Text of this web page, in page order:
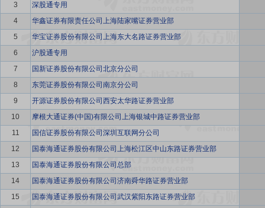
3
深股通专用
4
华鑫证券有限责任公司上海陆家嘴证券营业部
5
华宝证券股份有限公司上海东大名路证券营业部
6
沪股通专用
7
国新证券股份有限公司北京分公司
8
东莞证券股份有限公司南京分公司
9
开源证券股份有限公司西安太华路证券营业部
10
摩根大通证券(中国)有限公司上海银城中路证券营业部
11
国信证券股份有限公司深圳互联网分公司
12
国泰海通证券股份有限公司上海松江区中山东路证券营业部
13
国泰海通证券股份有限公司总部
14
国泰海通证券股份有限公司济南舜华路证券营业部
15
国泰海通证券股份有限公司武汉紫阳东路证券营业部